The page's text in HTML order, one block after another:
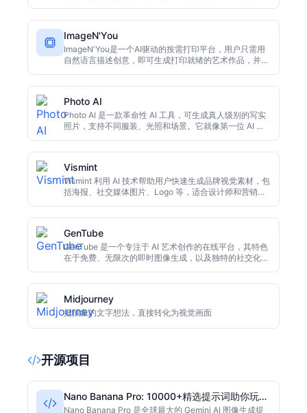
ImageN'You
ImageN'You是一个AI驱动的按需打印平台，用户只需用
自然语言描述创意，即可生成打印就绪的艺术作品，并在
Photo AI
Photo AI 是一款革命性 AI 工具，可生成真人级别的写实
照片，支持不同服装、光照和场景。它就像第一位 AI 摄
Vismint
Vismint 利用 AI 技术帮助用户快速生成品牌视觉素材，包
括海报、社交媒体图片、Logo 等，适合设计师和营销人
GenTube
GenTube 是一个专注于 AI 艺术创作的在线平台，其特色
在于免费、无限次的即时图像生成，以及独特的社交化创
门槛，让每个人都可以将脑海中的灵感瞬间变为可视化的
艺术作品。
Midjourney
把抽象的文字想法，直接转化为视觉画面
开源项目
Nano Banana Pro: 10000+精选提示词助你玩转
Gemini图像生成
Nano Banana Pro 是全球最大的 Gemini AI 图像生成提